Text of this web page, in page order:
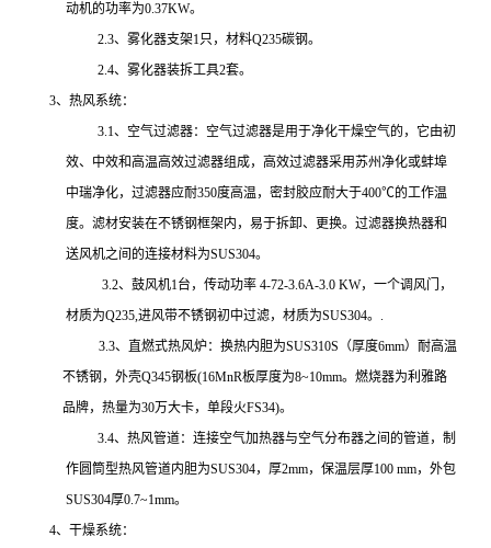
动机的功率为0.37KW。
2.3、雾化器支架1只，材料Q235碳钢。
2.4、雾化器装拆工具2套。
3、热风系统：
3.1、 空气过滤器：空气过滤器是用于净化干燥空气的，它由初
效、中效和高温高效过滤器组成，高效过滤器采用苏州净化或蚌埠
中瑞净化，过滤器应耐350度高温，密封胶应耐大于400℃的工作温
度。滤材安装在不锈钢框架内，易于拆卸、更换。过滤器换热器和
送风机之间的连接材料为SUS304。
3.2、 鼓风机1台，传动功率 4-72-3.6A-3.0 KW，一个调风门，
材质为Q235,进风带不锈钢初中过滤，材质为SUS304。 .
3.3、直燃式热风炉：换热内胆为SUS310S（厚度6mm）耐高温
不锈钢，外壳Q345钢板(16MnR板厚度为8~10mm。 燃烧器为利雅路
品牌，热量为30万大卡，单段火FS34)。
3.4、热风管道：连接空气加热器与空气分布器之间的管道，制
作圆筒型热风管道内胆为SUS304，厚2mm，保温层厚100 mm，外包
SUS304厚0.7~1mm。
4、干燥系统：